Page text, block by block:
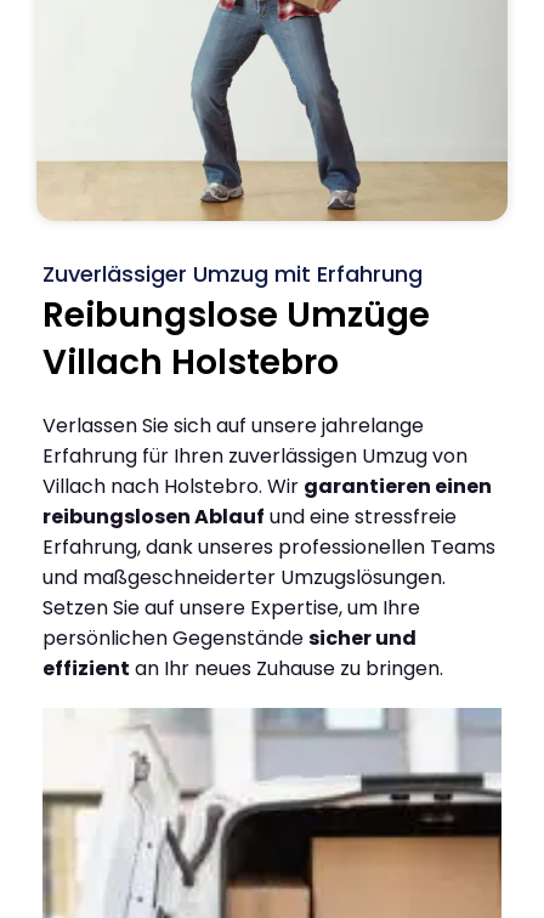
Zuverlässiger Umzug mit Erfahrung
Reibungslose Umzüge
Villach Holstebro
Verlassen Sie sich auf unsere jahrelange
Erfahrung für Ihren zuverlässigen Umzug von
Villach nach Holstebro. Wir garantieren einen
reibungslosen Ablauf und eine stressfreie
Erfahrung, dank unseres professionellen Teams
und maßgeschneiderter Umzugslösungen.
Setzen Sie auf unsere Expertise, um Ihre
persönlichen Gegenständesicher und
effizient an Ihr neues Zuhause zu bringen.